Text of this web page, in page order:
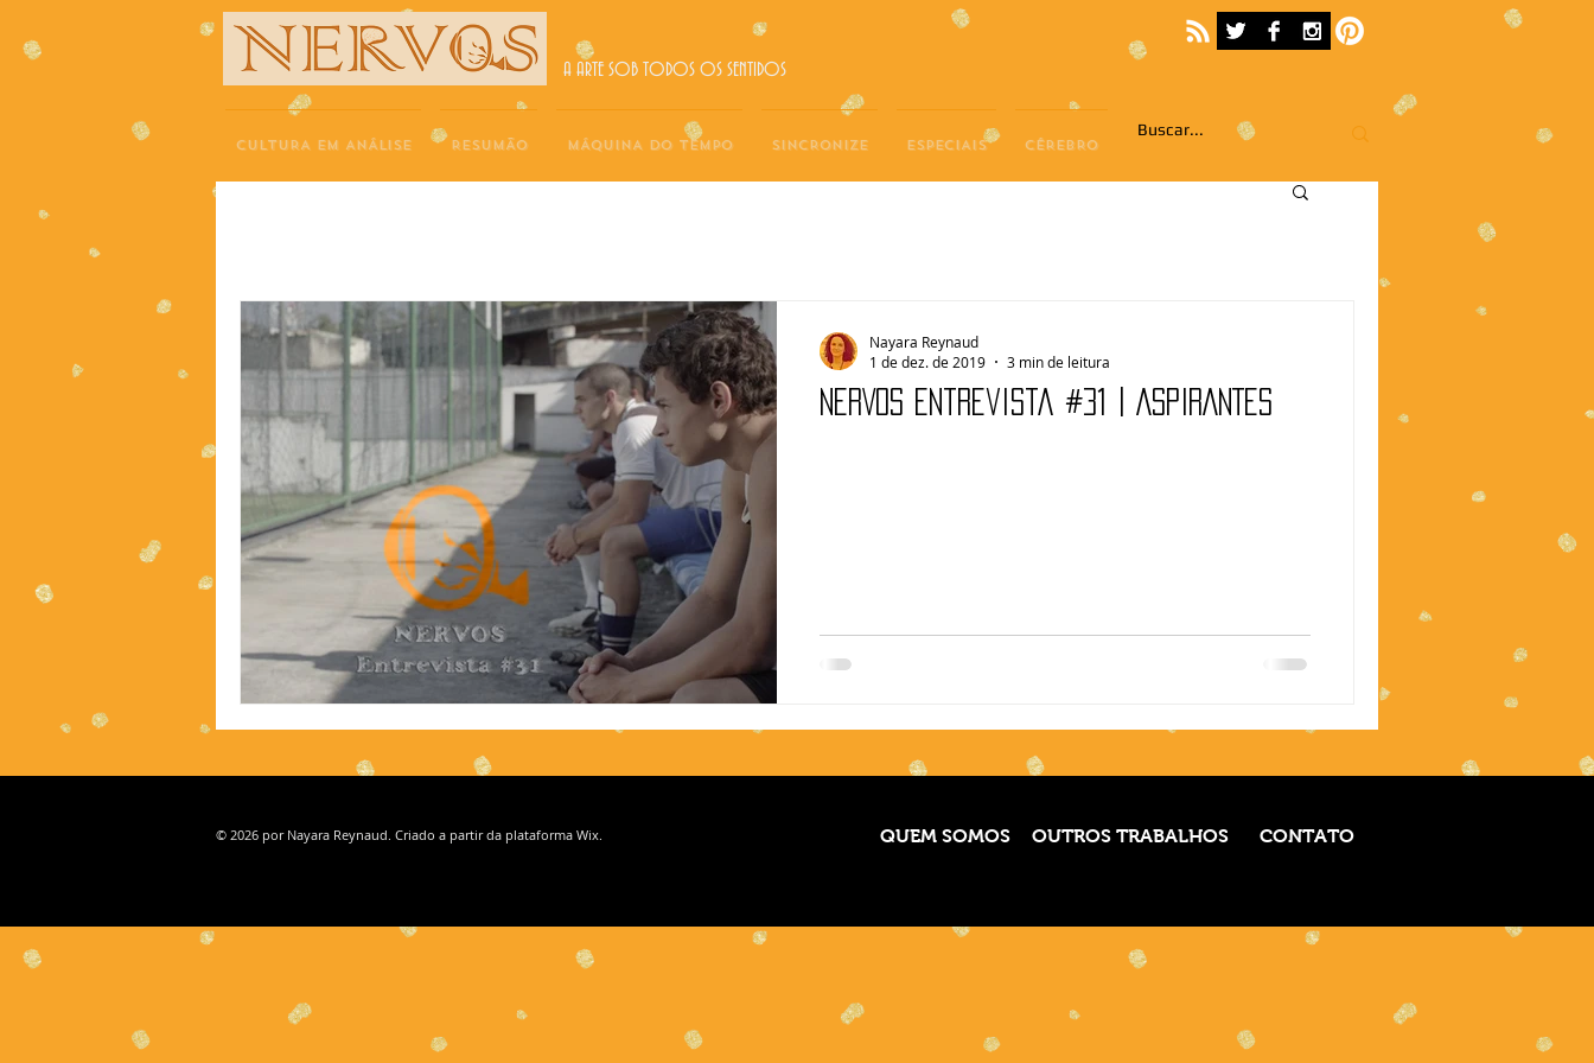
NERVOS A ARTE SOB TODOS OS SENTIDOS
CULTURA EM ANÁLISE RESUMÃO MÁQUINA DO TEMPO SINCRONIZE ESPECIAIS CÉREBRO
NERVOS Entrevista #31 | ASPIRANTES
Nayara Reynaud
1 de dez. de 2019
3 min de leitura
© 2026 por Nayara Reynaud. Criado a partir da plataforma Wix. QUEM SOMOS OUTROS TRABALHOS CONTATO